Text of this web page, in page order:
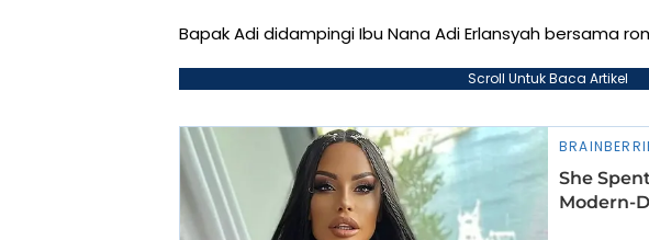
Bapak Adi didampingi Ibu Nana Adi Erlansyah bersama
Scroll Untuk Baca Artikel